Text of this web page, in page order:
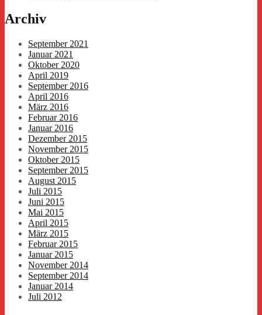
Archiv
September 2021
Januar 2021
Oktober 2020
April 2019
September 2016
April 2016
März 2016
Februar 2016
Januar 2016
Dezember 2015
November 2015
Oktober 2015
September 2015
August 2015
Juli 2015
Juni 2015
Mai 2015
April 2015
März 2015
Februar 2015
Januar 2015
November 2014
September 2014
Januar 2014
Juli 2012